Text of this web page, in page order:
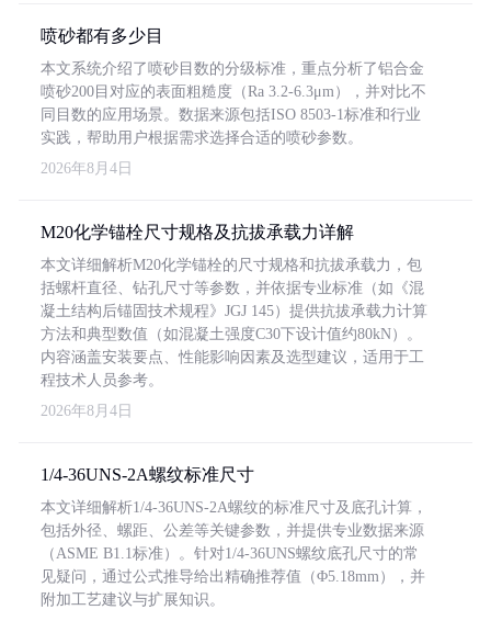
喷砂都有多少目
本文系统介绍了喷砂目数的分级标准，重点分析了铝合金
喷砂200目对应的表面粗糙度（Ra 3.2-6.3μm），并对比不
同目数的应用场景。数据来源包括ISO 8503-1标准和行业
实践，帮助用户根据需求选择合适的喷砂参数。
2026年8月4日
M20化学锚栓尺寸规格及抗拔承载力详解
本文详细解析M20化学锚栓的尺寸规格和抗拔承载力，包
括螺杆直径、钻孔尺寸等参数，并依据专业标准（如《混
凝土结构后锚固技术规程》JGJ 145）提供抗拔承载力计算
方法和典型数值（如混凝土强度C30下设计值约80kN）。
内容涵盖安装要点、性能影响因素及选型建议，适用于工
程技术人员参考。
2026年8月4日
1/4-36UNS-2A螺纹标准尺寸
本文详细解析1/4-36UNS-2A螺纹的标准尺寸及底孔计算，
包括外径、螺距、公差等关键参数，并提供专业数据来源
（ASME B1.1标准）。针对1/4-36UNS螺纹底孔尺寸的常
见疑问，通过公式推导给出精确推荐值（Φ5.18mm），并
附加工艺建议与扩展知识。